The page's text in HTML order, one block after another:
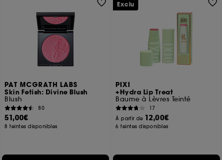
PAT MCGRATH LABS
Skin Fetish: Divine Blush
Blush
80
51,00€
8 teintes disponibles
PIXI
+Hydra Lip Treat
Baume à Lèvres Teinté
17
À partir de 12,00€
6 teintes disponibles
Exclu